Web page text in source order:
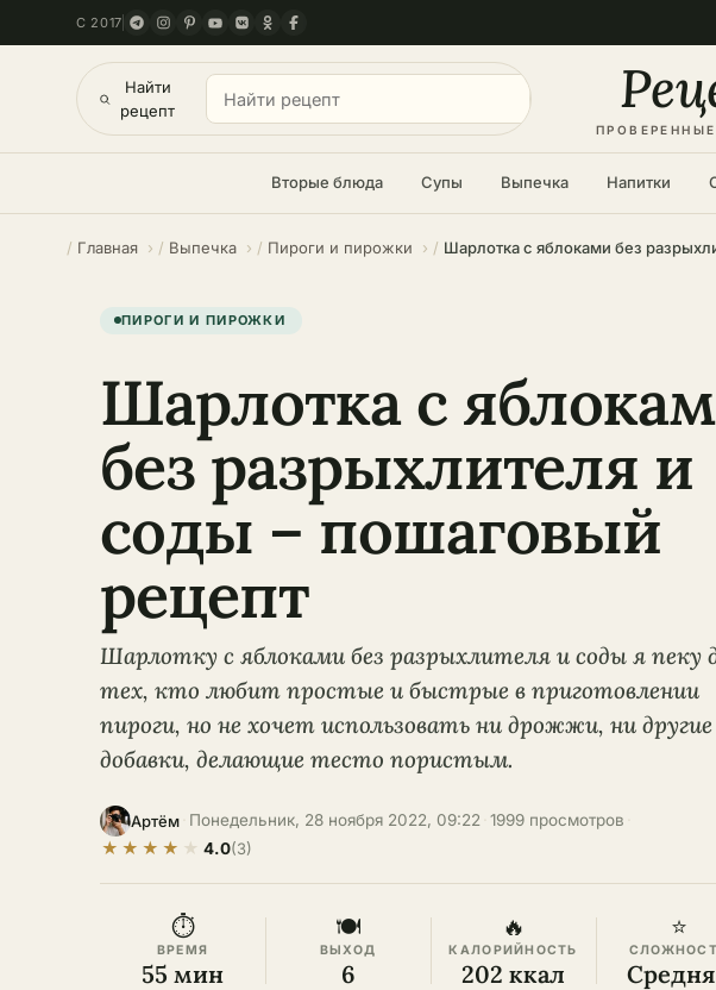
С 2017
Найти
рецепт
Вторые блюда Супы Выпечка Напитки
Главная Выпечка Пироги и пирожки
ПИРОГИ И ПИРОЖКИ
Шарлотка с
без разрыхлителя и
соды – пошаговый
рецепт
Шарлотку с яблоками без разрыхлителя и соды я пеку
тех, кто любит простые и быстрые в приготовлении
пироги, но не хочет использовать ни дрожжи, ни другие
добавки, делающие тесто пористым.
Артём Понедельник, 28 ноября 2022, 09:22 1999 просмотров
★ ★ ★ ★ ★ 4.0(3)
⏱
ВРЕМЯ
55 мин
🍽
ВЫХОД
6
🔥
КАЛОРИЙНОСТЬ
202 ккал
⭐